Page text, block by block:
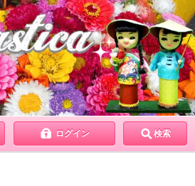
ログイン 検索